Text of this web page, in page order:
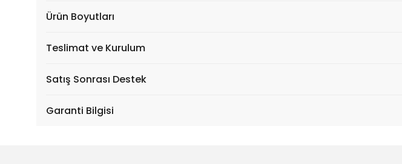
Ürün Boyutları
Teslimat ve Kurulum
Satış Sonrası Destek
Garanti Bilgisi